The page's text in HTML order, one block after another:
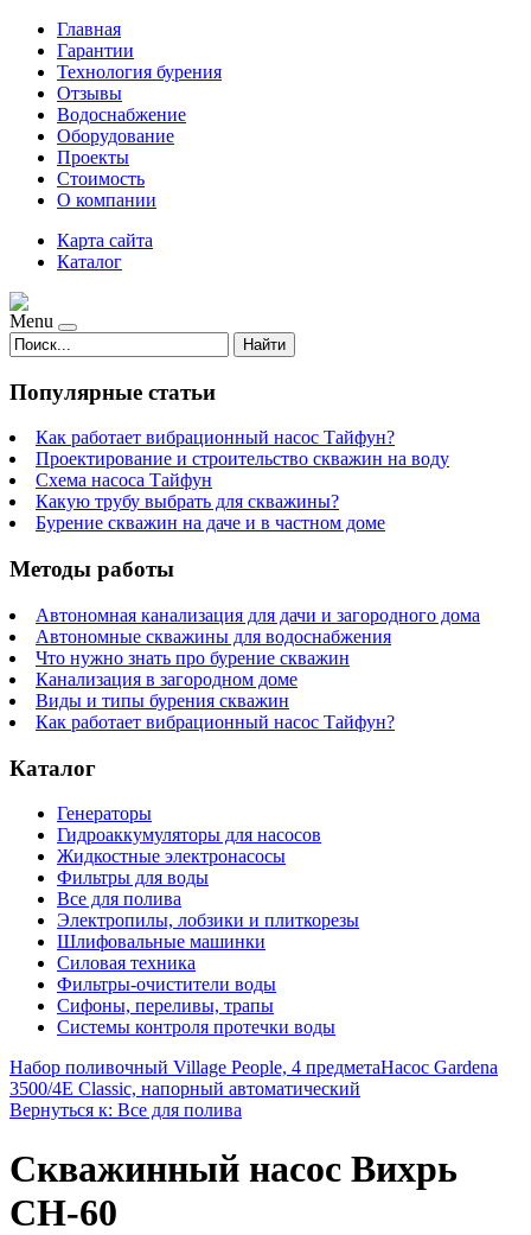
Главная
Гарантии
Технология бурения
Отзывы
Водоснабжение
Оборудование
Проекты
Стоимость
О компании
Карта сайта
Каталог
Menu
Найти
Популярные статьи
Как работает вибрационный насос Тайфун?
Проектирование и строительство скважин на воду
Схема насоса Тайфун
Какую трубу выбрать для скважины?
Бурение скважин на даче и в частном доме
Методы работы
Автономная канализация для дачи и загородного дома
Автономные скважины для водоснабжения
Что нужно знать про бурение скважин
Канализация в загородном доме
Виды и типы бурения скважин
Как работает вибрационный насос Тайфун?
Каталог
Генераторы
Гидроаккумуляторы для насосов
Жидкостные электронасосы
Фильтры для воды
Все для полива
Электропилы, лобзики и плиткорезы
Шлифовальные машинки
Силовая техника
Фильтры-очистители воды
Сифоны, переливы, трапы
Системы контроля протечки воды
Набор поливочный Village People, 4 предметаНасос Gardena
3500/4E Classic, напорный автоматический
Вернуться к: Все для полива
Скважинный насос Вихрь
СН-60